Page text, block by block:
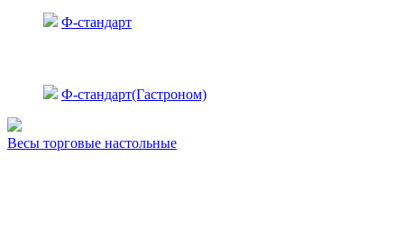
Ф-стандарт
Ф-стандарт(Гастроном)
Весы торговые настольные